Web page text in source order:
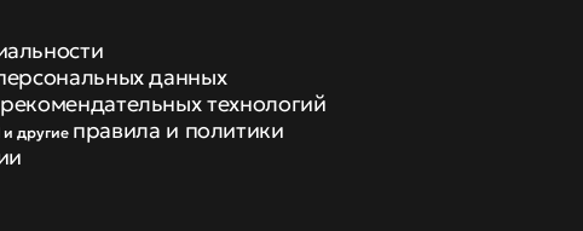
данных
технологий
и другие правила и политики